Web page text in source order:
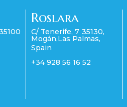
Roslara
C/ Tenerife, 7 35130,
Mogán,Las Palmas,
Spain
+34 928 56 16 52